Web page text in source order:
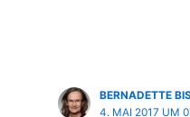
BERNADETTE
4. MAI 2017 UM